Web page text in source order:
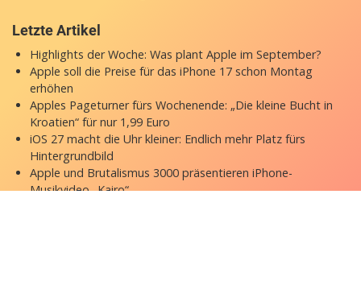
Letzte Artikel
Highlights der Woche: Was plant Apple im September?
Apple soll die Preise für das iPhone 17 schon Montag
erhöhen
Apples Pageturner fürs Wochenende: „Die kleine Bucht in
Kroatien“ für nur 1,99 Euro
iOS 27 macht die Uhr kleiner: Endlich mehr Platz fürs
Hintergrundbild
Apple und Brutalismus 3000 präsentieren iPhone-
Musikvideo „Kairo“